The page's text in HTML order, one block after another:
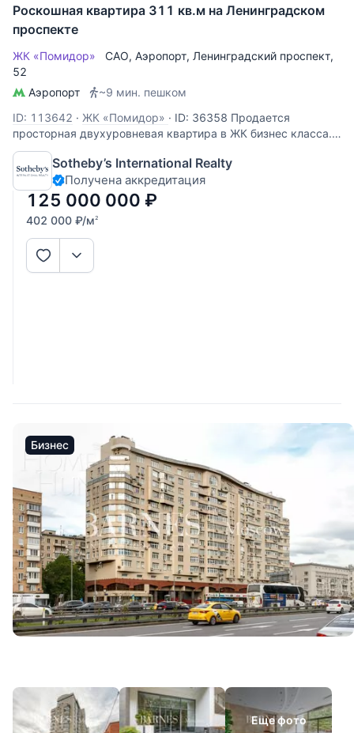
Роскошная квартира 311 кв.м на Ленинградском
проспекте
ЖК «Помидор» САО, Аэропорт, Ленинградский проспект,
52
Аэропорт
~9 мин. пешком
ID: 113642 · ЖК «Помидор» · ID: 36358 Продается
просторная двухуровневая квартира в ЖК бизнес класса.
Квартира 311 кв.м, полностью меблированная. В квартире
выполнен дизайнерский ремонт, использовались
дорогостоящие натуральные материалы. Спланировано: 1
уровень (100 кв.м.):
Sotheby’s International Realty
Получена аккредитация
125 000 000 ₽
402 000 ₽/м2
Бизнес
Еще фото